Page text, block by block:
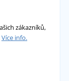
zákazníků,
Více info.